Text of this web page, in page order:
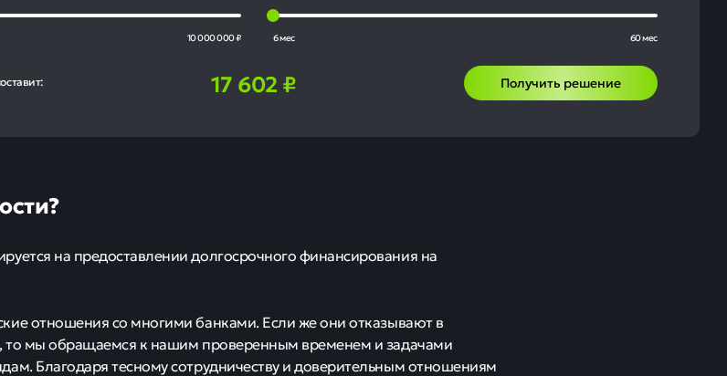
10 000 000 ₽ 6 мес 60 мес
17 602₽ Получить решение
на предоставлении долгосрочного финансирования на
отношения со многими банками. Если же они отказывают в
то мы обращаемся к нашим проверенным временем и задачами
Благодаря тесному сотрудничеству и доверительным отношениям